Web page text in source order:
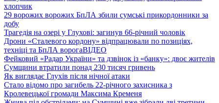
хлопчик
29 ворожих ворожих БпЛА збили сумські прикордонники за
добу
Трагедія на озері у Глухові: загинув 66-річний чоловік
Дрони «Сталевого кордону» відпрацювали по позиціях,
техніці та БпЛА ворогаВІДЕО
Фейковий «Радар України» та дзвінок із «банку»: двоє жителів
Сумщини втратили понад 230 тисяч гривень
Як виглядає Глухів після нічної атаки
Стало відомо про загибель 22-річного захисника з
Кролевецької громади Максима Кременя